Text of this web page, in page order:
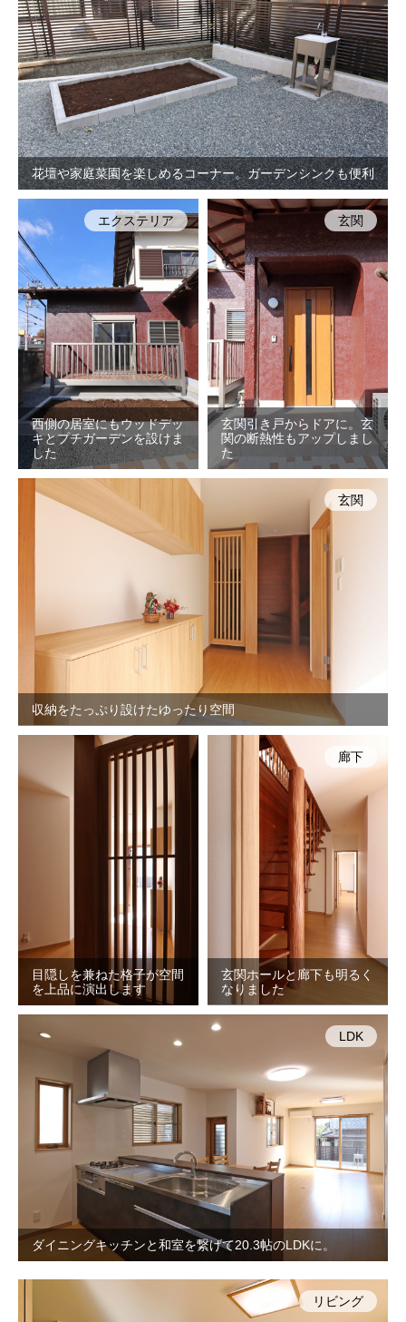
花壇や家庭菜園を楽しめるコーナー。ガーデンシンクも便利
西側の居室にもウッドデッ
キとプチガーデンを設けま
した
エクステリア
玄関引き戸からドアに。玄
関の断熱性もアップしまし
た
玄関
収納をたっぷり設けたゆったり空間
玄関
目隠しを兼ねた格子が空間
を上品に演出します
玄関ホールと廊下も明るく
なりました
廊下
ダイニングキッチンと和室を繋げて20.3帖のLDKに。
LDK
リビング